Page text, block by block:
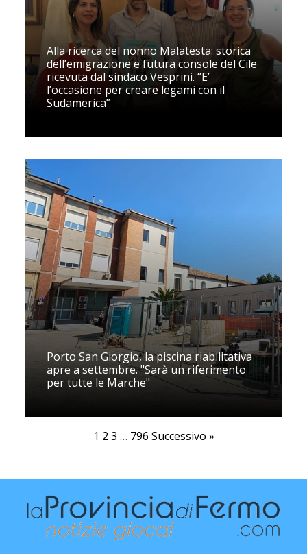
Alla ricerca del nonno Malatesta: storica
dell’emigrazione e futura console del Cile
ricevuta dal sindaco Vesprini. “E’
l’occasione per creare legami con il
Sudamerica”
Porto San Giorgio, la piscina riabilitativa
apre a settembre. "Sarà un riferimento
per tutte le Marche"
1 2 3 … 796 Successivo »